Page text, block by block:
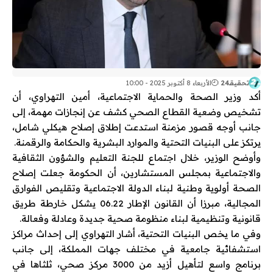
تحقيقـ24 الأربعاء 8 أكتوبر 2025 - 10:00
أكد وزير الصحة والحماية الاجتماعية، أمين التهراوي، أن
تشخيص وضعية القطاع الصحي كشف عن إنجازات مهمة، إلى
جانب أوجه قصور مزمنة استدعت إطلاق إصلاح هيكلي شامل،
يرتكز على البنيات التحتية والموارد البشرية والحكامة والرقمنة.
وأوضح الوزير، خلال اجتماع للجنة التعليم والشؤون الثقافية
والاجتماعية بمجلس المستشارين، أن الحكومة جعلت إصلاح
الصحة أولوية وطنية لبناء الدولة الاجتماعية وتقليص الفوارق
المجالية، مبرزا أن القانون الإطار 06.22 يشكل خارطة طريق
قانونية وتنظيمية لبناء منظومة صحية جديدة وعادلة وفعالة.
وفي ما يخص البنيات التحتية، أشار التهراوي إلى إحداث مراكز
استشفائية جامعية في مختلف جهات المملكة، إلى جانب
برنامج واسع لتأهيل أزيد من 3000 مركز صحي، ثلثاها في